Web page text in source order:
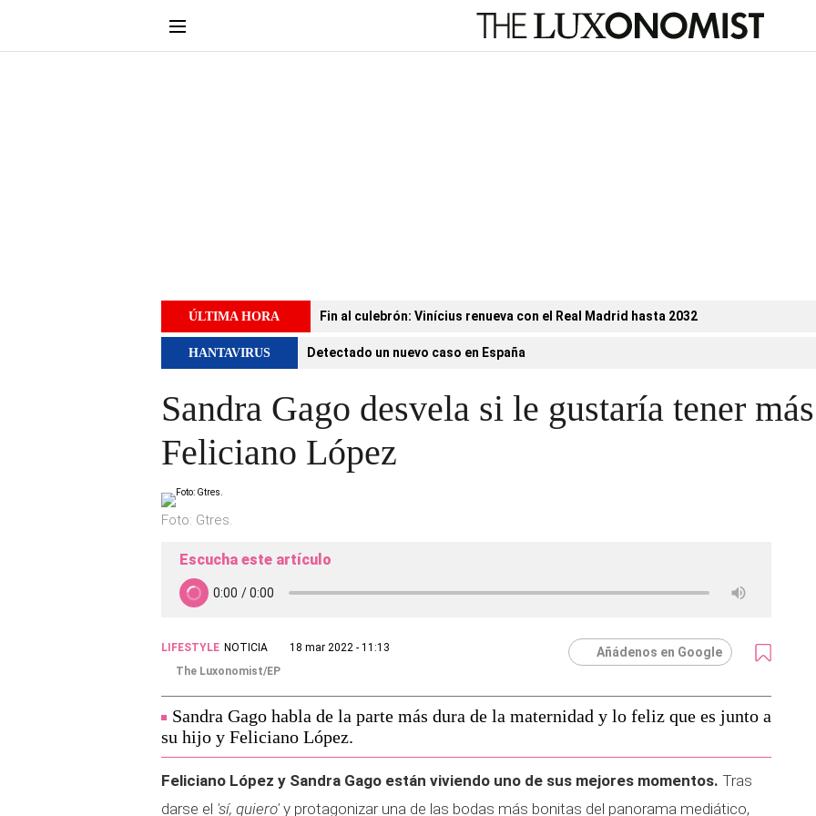
ÚLTIMA HORA Fin al culebrón: Vinícius renueva con el Real Madrid hasta 2032
HANTAVIRUS Detectado un nuevo caso en España
Sandra Gago desvela si le gustaría tener
Feliciano López
Foto: Gtres.
Escucha este artículo
LIFESTYLE NOTICIA
18 mar 2022 - 11:13
The Luxonomist/EP
Añádenos en Google
Sandra Gago habla de la parte más dura de la maternidad y lo feliz que es junto a
su hijo y Feliciano López.
Feliciano López y Sandra Gago están viviendo uno de sus mejores momentos. Tras
darse el 'sí, quiero' y protagonizar una de las bodas más bonitas del panorama mediático,